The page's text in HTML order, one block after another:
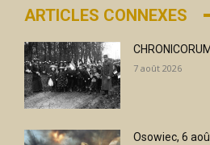
ARTICLES CONNEXES
7 août 2026
Osowiec, 6